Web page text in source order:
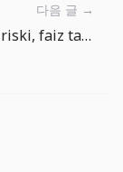
다음 글 →
ECB artış riski, faiz tabanının kolay düşmediğini gösteriyor